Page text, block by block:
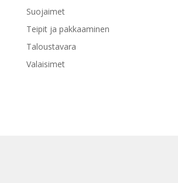
Suojaimet
Teipit ja pakkaaminen
Taloustavara
Valaisimet